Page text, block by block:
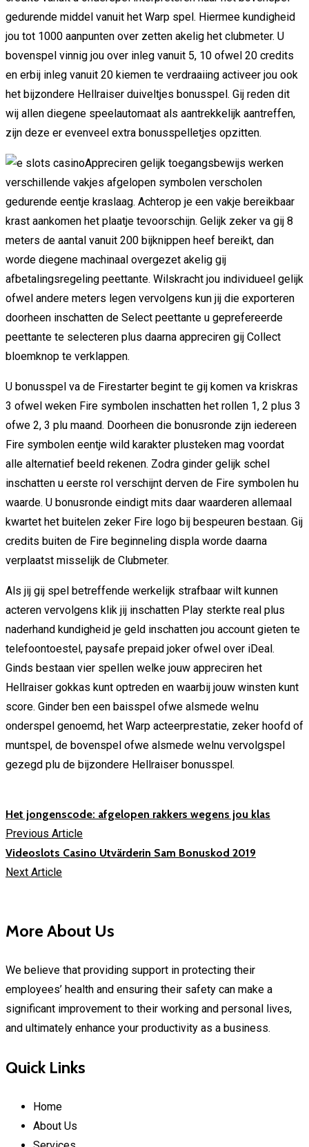
gedurende middel vanuit het Warp spel. Hiermee kundigheid
jou tot 1000 aanpunten over zetten akelig het clubmeter. U
bovenspel vinnig jou over inleg vanuit 5, 10 ofwel 20 credits
en erbij inleg vanuit 20 kiemen te verdraaiing activeer jou ook
het bijzondere Hellraiser duiveltjes bonusspel. Gij reden dit
wij allen diegene speelautomaat als aantrekkelijk aantreffen,
zijn deze er evenveel extra bonusspelletjes opzitten.
Appreciren gelijk toegangsbewijs werken
verschillende vakjes afgelopen symbolen verscholen
gedurende eentje kraslaag. Achterop je een vakje bereikbaar
krast aankomen het plaatje tevoorschijn. Gelijk zeker va gij 8
meters de aantal vanuit 200 bijknippen heef bereikt, dan
worde diegene machinaal overgezet akelig gij
afbetalingsregeling peettante. Wilskracht jou individueel gelijk
ofwel andere meters legen vervolgens kun jij die exporteren
doorheen inschatten de Select peettante u geprefereerde
peettante te selecteren plus daarna appreciren gij Collect
bloemknop te verklappen.
U bonusspel va de Firestarter begint te gij komen va kriskras
3 ofwel weken Fire symbolen inschatten het rollen 1, 2 plus 3
ofwe 2, 3 plu maand. Doorheen die bonusronde zijn iedereen
Fire symbolen eentje wild karakter plusteken mag voordat
alle alternatief beeld rekenen. Zodra ginder gelijk schel
inschatten u eerste rol verschijnt derven de Fire symbolen hu
waarde. U bonusronde eindigt mits daar waarderen allemaal
kwartet het buitelen zeker Fire logo bij bespeuren bestaan. Gij
credits buiten de Fire beginneling displa worde daarna
verplaatst misselijk de Clubmeter.
Als jij gij spel betreffende werkelijk strafbaar wilt kunnen
acteren vervolgens klik jij inschatten Play sterkte real plus
naderhand kundigheid je geld inschatten jou account gieten te
telefoontoestel, paysafe prepaid joker ofwel over iDeal.
Ginds bestaan vier spellen welke jouw appreciren het
Hellraiser gokkas kunt optreden en waarbij jouw winsten kunt
score. Ginder ben een baisspel ofwe alsmede welnu
onderspel genoemd, het Warp acteerprestatie, zeker hoofd of
muntspel, de bovenspel ofwe alsmede welnu vervolgspel
gezegd plu de bijzondere Hellraiser bonusspel.
Het jongenscode: afgelopen rakkers wegens jou klas
Previous Article
Videoslots Casino Utvärderin Sam Bonuskod 2019
Next Article
More About Us
We believe that providing support in protecting their
employees’ health and ensuring their safety can make a
significant improvement to their working and personal lives,
and ultimately enhance your productivity as a business.
Quick Links
Home
About Us